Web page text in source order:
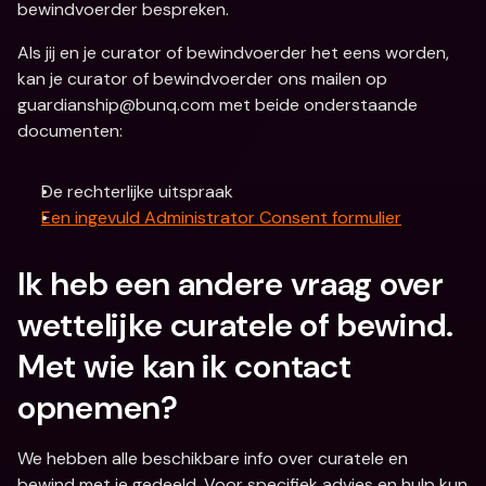
bewindvoerder bespreken.
Als jij en je curator of bewindvoerder het eens worden,
kan je curator of bewindvoerder ons mailen op
guardianship@bunq.com met beide onderstaande
documenten:
De rechterlijke uitspraak
Een ingevuld Administrator Consent formulier
Ik heb een andere vraag over
wettelijke curatele of bewind.
Met wie kan ik contact
opnemen?
We hebben alle beschikbare info over curatele en